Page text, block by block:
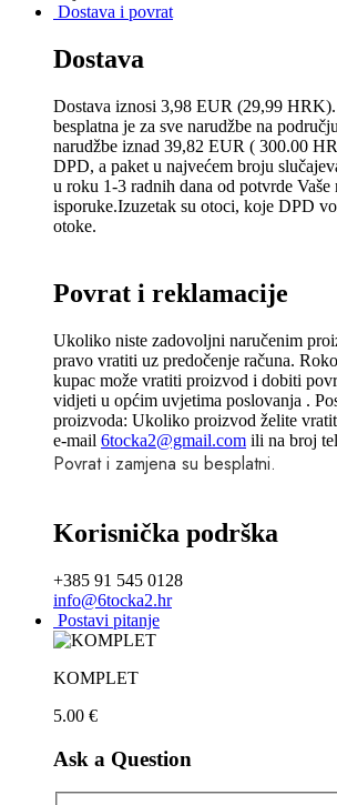
Dostava i povrat
Dostava
Dostava iznosi 3,98 EUR (29,99
besplatna je za sve narudžbe na
narudžbe iznad 39,82 EUR ( 300.00
DPD, a paket u najvećem broju
u roku 1-3 radnih dana od potvrde Vaše
isporuke.Izuzetak su otoci, koje DPD
otoke.
Povrat i reklamacije
Ukoliko niste zadovoljni naručenim
pravo vratiti uz predočenje računa.
kupac može vratiti proizvod i dobiti
vidjeti u općim uvjetima poslovanja .
proizvoda: Ukoliko proizvod želite
e-mail 6tocka2@gmail.com ili na broj
Povrat i zamjena su besplatni.
Korisnička podrška
+385 91 545 0128
info@6tocka2.hr
Postavi pitanje
KOMPLET
5.00 €
Ask a Question